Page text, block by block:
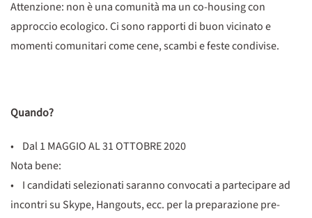
Attenzione: non è una comunità ma un co-housing con
approccio ecologico. Ci sono rapporti di buon vicinato e
momenti comunitari come cene, scambi e feste condivise.
Quando?
• Dal 1 MAGGIO AL 31 OTTOBRE 2020
Nota bene:
• I candidati selezionati saranno convocati a partecipare ad
incontri su Skype, Hangouts, ecc. per la preparazione pre-